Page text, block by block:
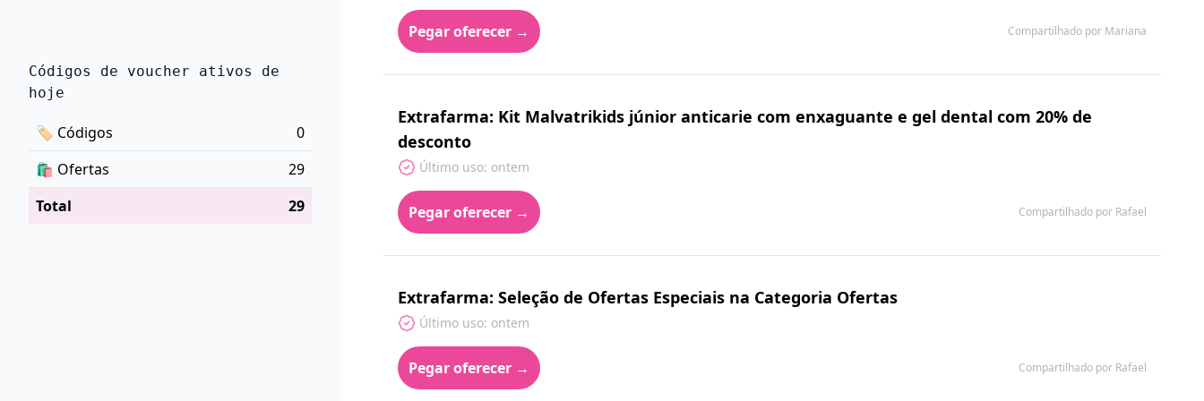
Pegar oferecer → Compartilhado por Mariana
Extrafarma: Kit Malvatrikids júnior anticarie com enxaguante e gel dental com 20% de
desconto
Último uso: ontem
Pegar oferecer → Compartilhado por Rafael
Extrafarma: Seleção de Ofertas Especiais na Categoria Ofertas
Último uso: ontem
Pegar oferecer → Compartilhado por Rafael
Códigos de voucher ativos de
hoje
🏷 Códigos
0
🛍️ Ofertas
29
Total
29